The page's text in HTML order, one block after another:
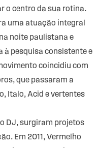
o centro da sua rotina.
uma atuação integral
noite paulistana e
à pesquisa consistente e
coincidiu com
que passaram a
Italo, Acid e vertentes
DJ, surgiram projetos
Em 2011, Vermelho